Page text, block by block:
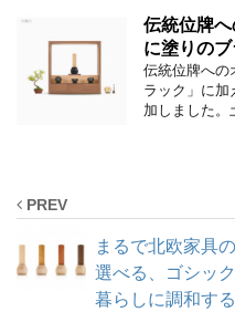
伝統位牌
に塗りのブ
伝統位牌への
ラック」に加
加しました。
PREV
まるで北欧家具
選べる、ゴシッ
暮らしに調和す